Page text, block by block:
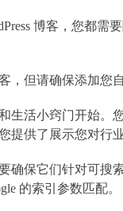
博客，您都
，但请确保添加您
生活小窍门开始。
提供了展示您对行
保它们针对可搜
的索引参数匹配。